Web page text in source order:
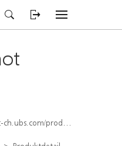
detail/index/isin/CH1564523681